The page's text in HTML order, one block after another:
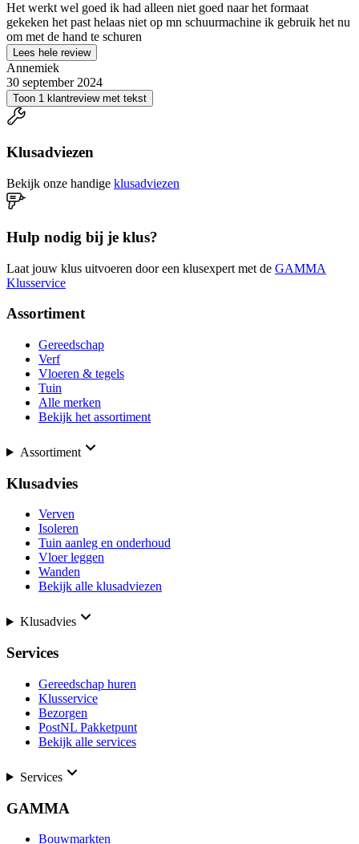
Het werkt wel goed ik had alleen niet goed naar het formaat
gekeken het past helaas niet op mn schuurmachine ik gebruik het nu
om met de hand te schuren
Lees hele review
Annemiek
30 september 2024
Toon 1 klantreview met tekst
Klusadviezen
Bekijk onze handige klusadviezen
Hulp nodig bij je klus?
Laat jouw klus uitvoeren door een klusexpert met de GAMMA
Klusservice
Assortiment
Gereedschap
Verf
Vloeren & tegels
Tuin
Alle merken
Bekijk het assortiment
Assortiment
Klusadvies
Verven
Isoleren
Tuin aanleg en onderhoud
Vloer leggen
Wanden
Bekijk alle klusadviezen
Klusadvies
Services
Gereedschap huren
Klusservice
Bezorgen
PostNL Pakketpunt
Bekijk alle services
Services
GAMMA
Bouwmarkten